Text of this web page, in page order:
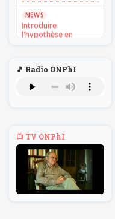
NEWS
Introduire
l'hypothèse en
philosophie
Voltaire aurait mis ça
Théorie du
navigateur solitaire
MEMBERS
L'Un au rien
NEWS
🎵 Radio ONPhI
📺 TV ONPhI